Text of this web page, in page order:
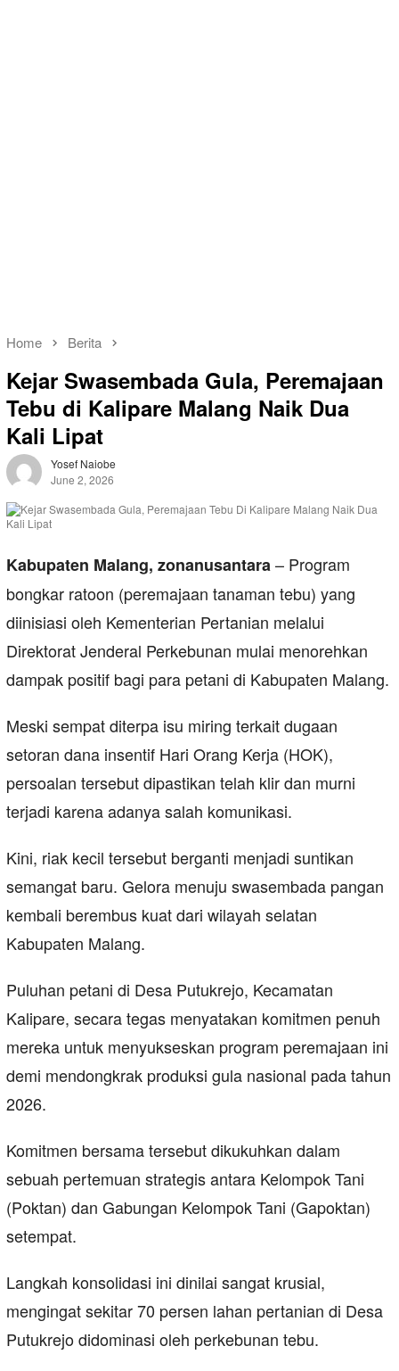
Home Berita
Kejar Swasembada Gula, Peremajaan
Tebu di Kalipare Malang Naik Dua
Kali Lipat
Yosef Naiobe
June 2, 2026
Kabupaten Malang, zonanusantara– Program
bongkar ratoon (peremajaan tanaman tebu) yang
diinisiasi oleh Kementerian Pertanian melalui
Direktorat Jenderal Perkebunan mulai menorehkan
dampak positif bagi para petani di Kabupaten Malang.
Meski sempat diterpa isu miring terkait dugaan
setoran dana insentif Hari Orang Kerja (HOK),
persoalan tersebut dipastikan telah klir dan murni
terjadi karena adanya salah komunikasi.
Kini, riak kecil tersebut berganti menjadi suntikan
semangat baru. Gelora menuju swasembada pangan
kembali berembus kuat dari wilayah selatan
Kabupaten Malang.
Puluhan petani di Desa Putukrejo, Kecamatan
Kalipare, secara tegas menyatakan komitmen penuh
mereka untuk menyukseskan program peremajaan ini
demi mendongkrak produksi gula nasional pada tahun
2026.
Komitmen bersama tersebut dikukuhkan dalam
sebuah pertemuan strategis antara Kelompok Tani
(Poktan) dan Gabungan Kelompok Tani (Gapoktan)
setempat.
Langkah konsolidasi ini dinilai sangat krusial,
mengingat sekitar 70 persen lahan pertanian di Desa
Putukrejo didominasi oleh perkebunan tebu.